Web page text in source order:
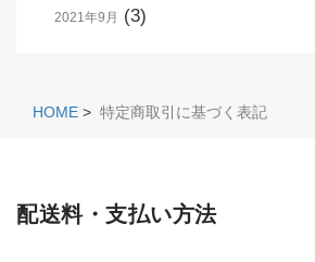
2021年9月 (3)
HOME > 特定商取引に基づく表記
配送料・支払い方法